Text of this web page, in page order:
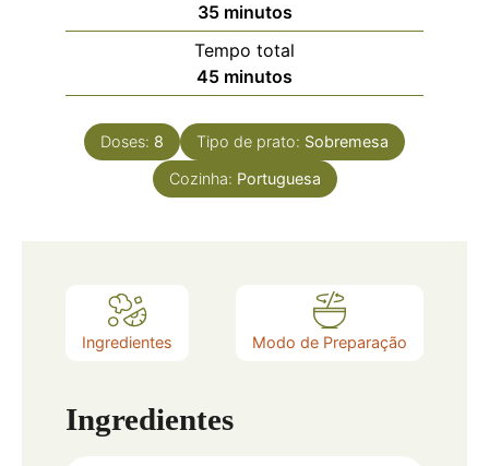
35 minutos
Tempo total
45 minutos
Doses: 8 Tipo de prato: Sobremesa
Cozinha: Portuguesa
Ingredientes Modo de Preparação
Ingredientes